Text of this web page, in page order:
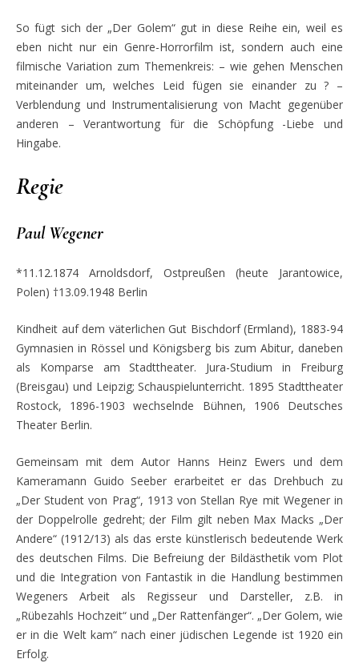
So fügt sich der „Der Golem“ gut in diese Reihe ein, weil es
eben nicht nur ein Genre-Horrorfilm ist, sondern auch eine
filmische Variation zum Themenkreis: – wie gehen Menschen
miteinander um, welches Leid fügen sie einander zu ? –
Verblendung und Instrumentalisierung von Macht gegenüber
anderen – Verantwortung für die Schöpfung -Liebe und
Hingabe.
Regie
Paul Wegener
*11.12.1874 Arnoldsdorf, Ostpreußen (heute Jarantowice,
Polen) †13.09.1948 Berlin
Kindheit auf dem väterlichen Gut Bischdorf (Ermland), 1883-94
Gymnasien in Rössel und Königsberg bis zum Abitur, daneben
als Komparse am Stadttheater. Jura-Studium in Freiburg
(Breisgau) und Leipzig; Schauspielunterricht. 1895 Stadttheater
Rostock, 1896-1903 wechselnde Bühnen, 1906 Deutsches
Theater Berlin.
Gemeinsam mit dem Autor Hanns Heinz Ewers und dem
Kameramann Guido Seeber erarbeitet er das Drehbuch zu
„Der Student von Prag“, 1913 von Stellan Rye mit Wegener in
der Doppelrolle gedreht; der Film gilt neben Max Macks „Der
Andere“ (1912/13) als das erste künstlerisch bedeutende Werk
des deutschen Films. Die Befreiung der Bildästhetik vom Plot
und die Integration von Fantastik in die Handlung bestimmen
Wegeners Arbeit als Regisseur und Darsteller, z.B. in
„Rübezahls Hochzeit“ und „Der Rattenfänger“. „Der Golem, wie
er in die Welt kam“ nach einer jüdischen Legende ist 1920 ein
Erfolg.